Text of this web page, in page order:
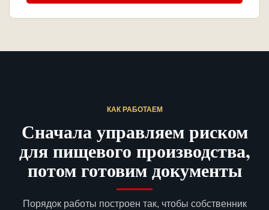
КАК РАБОТАЕМ
Сначала управляем риском
для пищевого производства,
потом готовим документы
Порядок работы построен так, чтобы собственник